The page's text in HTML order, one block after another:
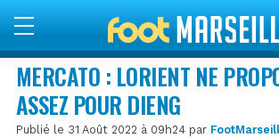
MERCATO : LORIENT NE
ASSEZ POUR DIENG
Publié le 31 Août 2022 à 09h24 par